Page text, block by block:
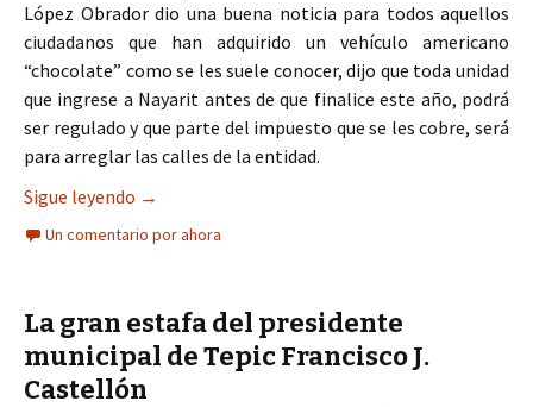
López Obrador dio una buena noticia para todos aquellos
ciudadanos que han adquirido un vehículo americano
“chocolate” como se les suele conocer, dijo que toda unidad
que ingrese a Nayarit antes de que finalice este año, podrá
ser regulado y que parte del impuesto que se les cobre, será
para arreglar las calles de la entidad.
Sigue leyendo Gira de trabajo del presidente de México, deja
→
Un comentario por ahora
La gran estafa del presidente
municipal de Tepic Francisco J.
Castellón